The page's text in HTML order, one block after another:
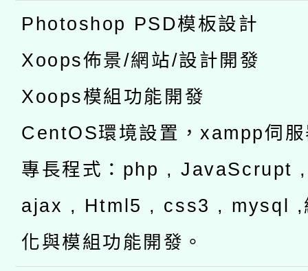
Photoshop PSD模板設計
Xoops佈景/網站/設計開發
Xoops模組功能開發
CentOS環境設置，xampp伺
專長程式：php , JavaScrupt
ajax , Html5 , css3 , mysql ,
化與模組功能開發。